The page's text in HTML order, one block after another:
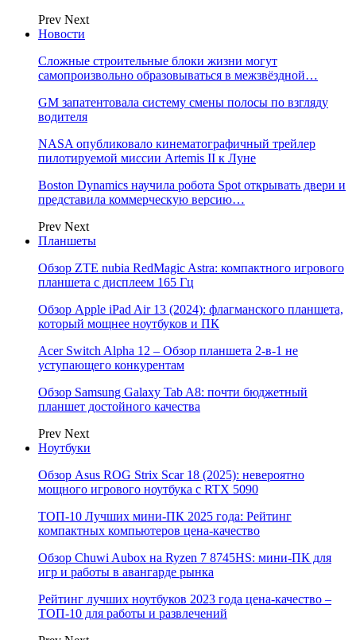
Prev Next
Новости
Сложные строительные блоки жизни могут
самопроизвольно образовываться в межзвёздной…
GM запатентовала систему смены полосы по взгляду
водителя
NASA опубликовало кинематографичный трейлер
пилотируемой миссии Artemis II к Луне
Boston Dynamics научила робота Spot открывать двери и
представила коммерческую версию…
Prev Next
Планшеты
Обзор ZTE nubia RedMagic Astra: компактного игрового
планшета с дисплеем 165 Гц
Обзор Apple iPad Air 13 (2024): флагманского планшета,
который мощнее ноутбуков и ПК
Acer Switch Alpha 12 – Обзор планшета 2-в-1 не
уступающего конкурентам
Обзор Samsung Galaxy Tab A8: почти бюджетный
планшет достойного качества
Prev Next
Ноутбуки
Обзор Asus ROG Strix Scar 18 (2025): невероятно
мощного игрового ноутбука с RTX 5090
ТОП-10 Лучших мини-ПК 2025 года: Рейтинг
компактных компьютеров цена-качество
Обзор Chuwi Aubox на Ryzen 7 8745HS: мини-ПК для
игр и работы в авангарде рынка
Рейтинг лучших ноутбуков 2023 года цена-качество –
ТОП-10 для работы и развлечений